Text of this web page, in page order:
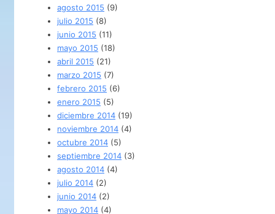
agosto 2015 (9)
julio 2015 (8)
junio 2015 (11)
mayo 2015 (18)
abril 2015 (21)
marzo 2015 (7)
febrero 2015 (6)
enero 2015 (5)
diciembre 2014 (19)
noviembre 2014 (4)
octubre 2014 (5)
septiembre 2014 (3)
agosto 2014 (4)
julio 2014 (2)
junio 2014 (2)
mayo 2014 (4)